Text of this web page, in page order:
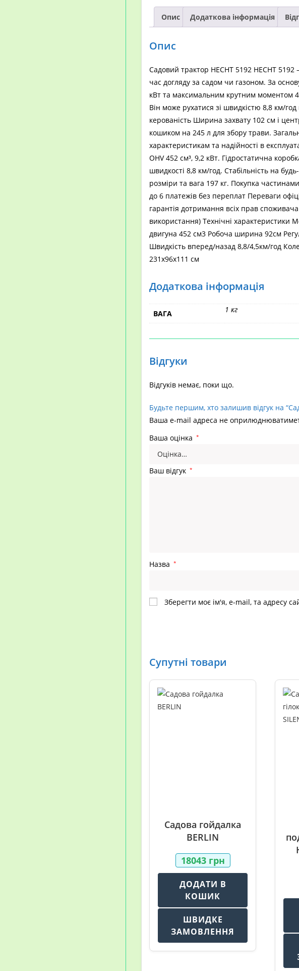
Опис Додаткова інформація
Опис
Садовий трактор HECHT 5192 HECHT
час догляду за садом чи газоном. За
кВт та максимальним крутним моментом
Він може рухатися зі швидкістю 8,8 км/год
керованість Ширина захвату 102 см і
кошиком на 245 л для збору трави.
характеристикам та надійності в
OHV 452 см³, 9,2 кВт. Гідростатична
швидкості 8,8 км/год. Стабільність на
розміри та вага 197 кг. Покупка
до 6 платежів без переплат Переваги
гарантія дотримання всіх прав
використання) Технічні характеристики
двигуна 452 см3 Робоча ширина 92см
Швидкість вперед/назад 8,8/4,5км/год
231х96х111 см
Додаткова інформація
ВАГА 1 кг
Відгуки
Відгуків немає, поки що.
Будьте першим, хто залишив відгук на
Ваша e-mail адреса не
Ваша оцінка *
Ваш відгук *
Назва *
Зберегти моє ім'я, e-mail, та адресу
Супутні товари
Садова гойдалка
BERLIN
18043 грн
ДОДАТИ В
КОШИК
ШВИДКЕ
ЗАМОВЛЕННЯ